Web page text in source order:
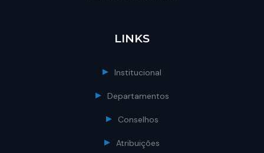
LINKS
Institucional
Departamentos
Conselhos
Atribuições